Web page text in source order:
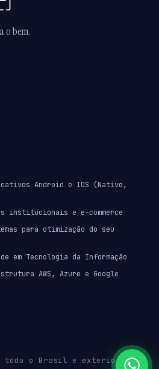
o bem.
Android e IOS (Nativo,
institucionais e e-commerce
para otimização do seu
em Tecnologia da Informação
AWS, Azure e Google
todo o Brasil e exterior